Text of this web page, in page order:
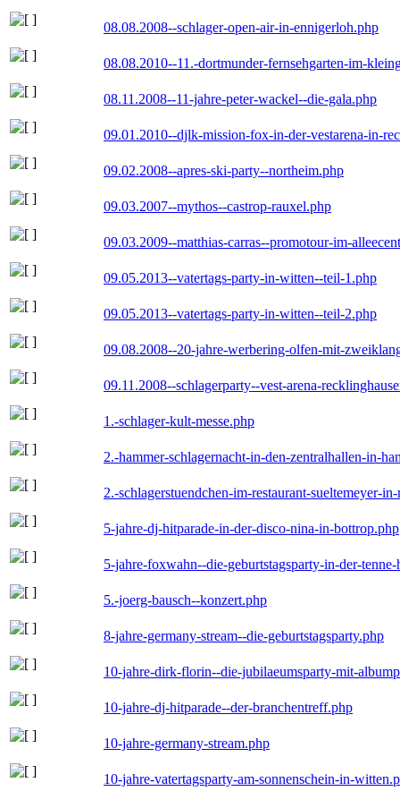
08.08.2008--schlager-open-air-in-ennigerloh.php
08.08.2010--11.-dortmunder-fernsehgarten-im-
08.11.2008--11-jahre-peter-wackel--die-gala.php
09.01.2010--djlk-mission-fox-in-der-vestarena-in-
09.02.2008--apres-ski-party--northeim.php
09.03.2007--mythos--castrop-rauxel.php
09.03.2009--matthias-carras--promotour-im-
09.05.2013--vatertags-party-in-witten--teil-1.php
09.05.2013--vatertags-party-in-witten--teil-2.php
09.08.2008--20-jahre-werbering-olfen-mit-
09.11.2008--schlagerparty--vest-arena-
1.-schlager-kult-messe.php
2.-hammer-schlagernacht-in-den-zentralhallen-in-
2.-schlagerstuendchen-im-restaurant-sueltemeyer-
5-jahre-dj-hitparade-in-der-disco-nina-in-bottrop.php
5-jahre-foxwahn--die-geburtstagsparty-in-der-tenne-
5.-joerg-bausch--konzert.php
8-jahre-germany-stream--die-geburtstagsparty.php
10-jahre-dirk-florin--die-jubilaeumsparty-mit-
10-jahre-dj-hitparade--der-branchentreff.php
10-jahre-germany-stream.php
10-jahre-vatertagsparty-am-sonnenschein-in-